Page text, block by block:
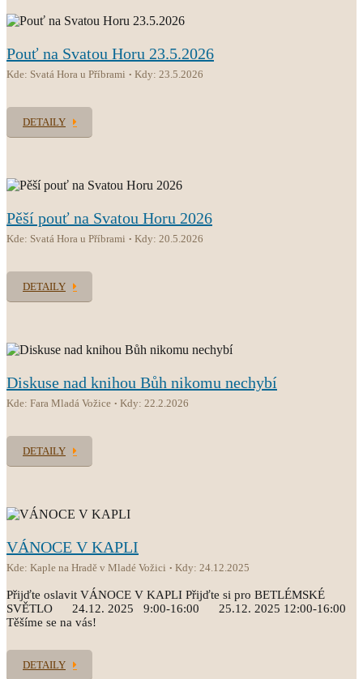
Pouť na Svatou Horu 23.5.2026
Kde: Svatá Hora u Příbrami Kdy: 23.5.2026
DETAILY
Pěší pouť na Svatou Horu 2026
Kde: Svatá Hora u Příbrami Kdy: 20.5.2026
DETAILY
Diskuse nad knihou Bůh nikomu nechybí
Kde: Fara Mladá Vožice Kdy: 22.2.2026
DETAILY
VÁNOCE V KAPLI
Kde: Kaple na Hradě v Mladé Vožici Kdy: 24.12.2025
Přijďte oslavit VÁNOCE V KAPLI Přijďte si pro BETLÉMSKÉ
SVĚTLO 24.12. 2025 9:00-16:00 25.12. 2025 12:00-16:00
Těšíme se na vás!
DETAILY